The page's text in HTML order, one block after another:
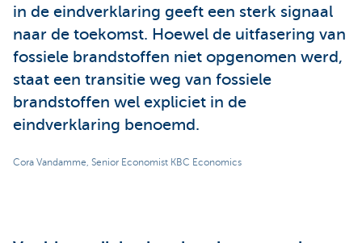
in de eindverklaring geeft een sterk signaal
naar de toekomst. Hoewel de uitfasering van
fossiele brandstoffen niet opgenomen werd,
staat een transitie weg van fossiele
brandstoffen wel expliciet in de
eindverklaring benoemd.
Cora Vandamme, Senior Economist KBC Economics